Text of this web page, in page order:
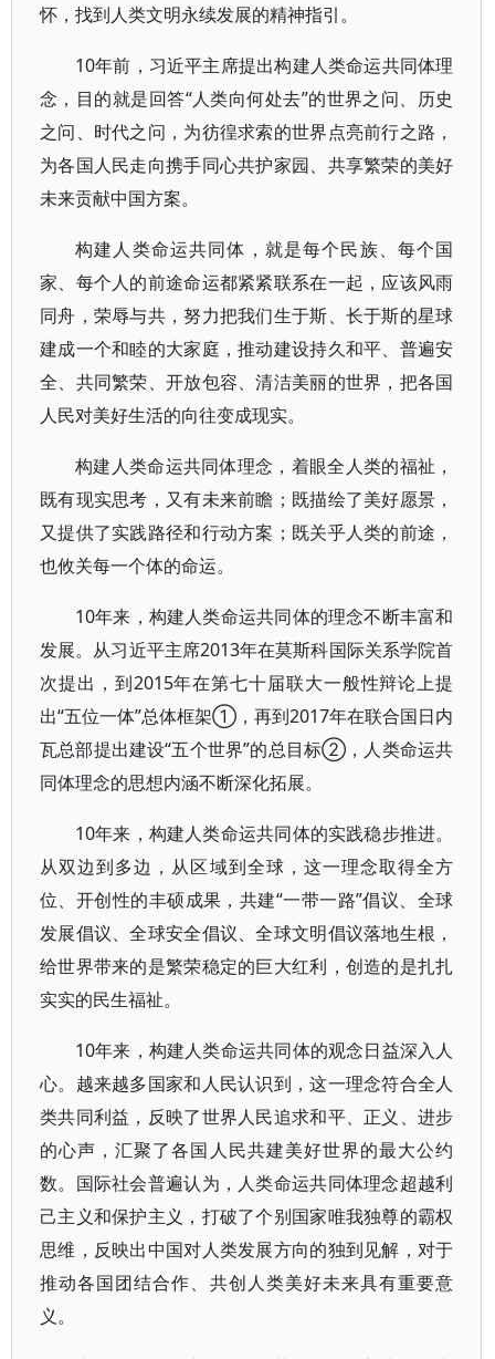
怀，找到人类文明永续发展的精神指引。
10年前，习近平主席提出构建人类命运共同体理
念，目的就是回答“人类向何处去”的世界之问、历史
之问、时代之问，为彷徨求索的世界点亮前行之路，
为各国人民走向携手同心共护家园、共享繁荣的美好
未来贡献中国方案。
构建人类命运共同体，就是每个民族、每个国
家、每个人的前途命运都紧紧联系在一起，应该风雨
同舟，荣辱与共，努力把我们生于斯、长于斯的星球
建成一个和睦的大家庭，推动建设持久和平、普遍安
全、共同繁荣、开放包容、清洁美丽的世界，把各国
人民对美好生活的向往变成现实。
构建人类命运共同体理念，着眼全人类的福祉，
既有现实思考，又有未来前瞻；既描绘了美好愿景，
又提供了实践路径和行动方案；既关乎人类的前途，
也攸关每一个体的命运。
10年来，构建人类命运共同体的理念不断丰富和
发展。从习近平主席2013年在莫斯科国际关系学院首
次提出，到2015年在第七十届联大一般性辩论上提
出“五位一体”总体框架①，再到2017年在联合国日内
瓦总部提出建设“五个世界”的总目标②，人类命运共
同体理念的思想内涵不断深化拓展。
10年来，构建人类命运共同体的实践稳步推进。
从双边到多边，从区域到全球，这一理念取得全方
位、开创性的丰硕成果，共建“一带一路”倡议、全球
发展倡议、全球安全倡议、全球文明倡议落地生根，
给世界带来的是繁荣稳定的巨大红利，创造的是扎扎
实实的民生福祉。
10年来，构建人类命运共同体的观念日益深入人
心。越来越多国家和人民认识到，这一理念符合全人
类共同利益，反映了世界人民追求和平、正义、进步
的心声，汇聚了各国人民共建美好世界的最大公约
数。国际社会普遍认为，人类命运共同体理念超越利
己主义和保护主义，打破了个别国家唯我独尊的霸权
思维，反映出中国对人类发展方向的独到见解，对于
推动各国团结合作、共创人类美好未来具有重要意
义。